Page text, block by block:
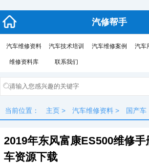
汽修帮手
汽车维修资料 汽车技术培训 汽车维修案例 汽车
维修资料库 联系我们
当前位置： 主页 > 汽车维修资料 > 国产车
2019年东风富康ES500维修
车资源下载